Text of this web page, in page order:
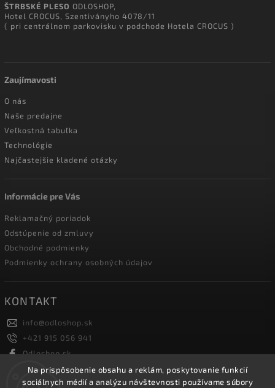
Na prispôsobenie obsahu a reklám, poskytovanie funkcií
sociálnych médií a analýzu návštevnosti používame súbory
ŠTRBSKÉ PLESO ODLOSHOP,
Hotel CROCUS, Szentiványho 4078/11
( pri centrálnom parkovisku v podchode Hotela CROCUS )
Zaujímavosti
O nás
Naše predajne
Veľkostná tabuľka
Technológie
Najčastejšie kladené otázky
Informácie pre Vás
Reklamačný poriadok
Odstúpenie od zmluvy
Obchodné podmienky
Podmienky ochrany osobných údajov
KONTAKT
info@odloshop.sk
+421 915 056 941
Odloshop.sk
odloshoppremiumsportfashion